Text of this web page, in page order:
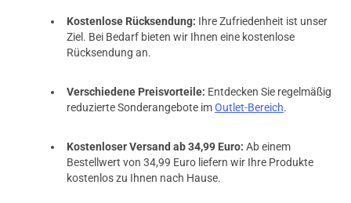
Kostenlose Rücksendung: Ihre Zufriedenheit ist unser
Ziel. Bei Bedarf bieten wir Ihnen eine kostenlose
Rücksendung an.
Verschiedene Preisvorteile: Entdecken Sie regelmäßig
reduzierte Sonderangebote imOutlet-Bereich.
Kostenloser Versand ab 34,99 Euro: Ab einem
Bestellwert von 34,99 Euro liefern wir Ihre Produkte
kostenlos zu Ihnen nach Hause.